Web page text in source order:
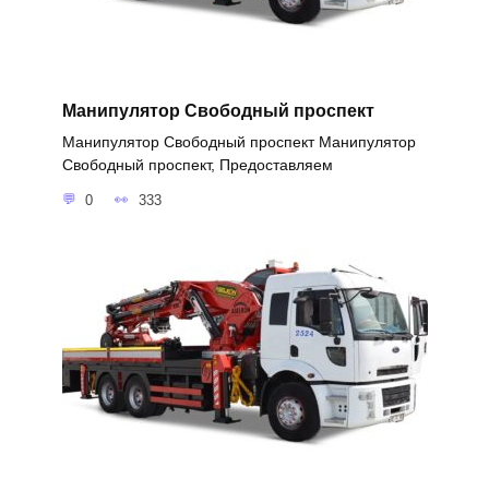
Манипулятор Свободный проспект
Манипулятор Свободный проспект Манипулятор
Свободный проспект, Предоставляем
0 333